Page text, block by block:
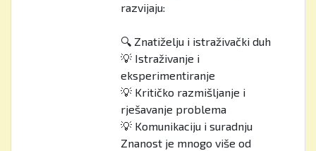
razvijaju:
🔍 Znatiželju i istraživački duh
💡 Istraživanje i
eksperimentiranje
💡 Kritičko razmišljanje i
rješavanje problema
💡 Komunikaciju i suradnju
Znanost je mnogo više od